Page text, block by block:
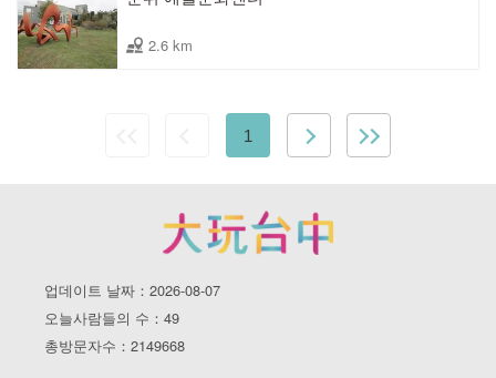
2.6 km
1
업데이트 날짜：2026-08-07
오늘사람들의 수：49
총방문자수：2149668